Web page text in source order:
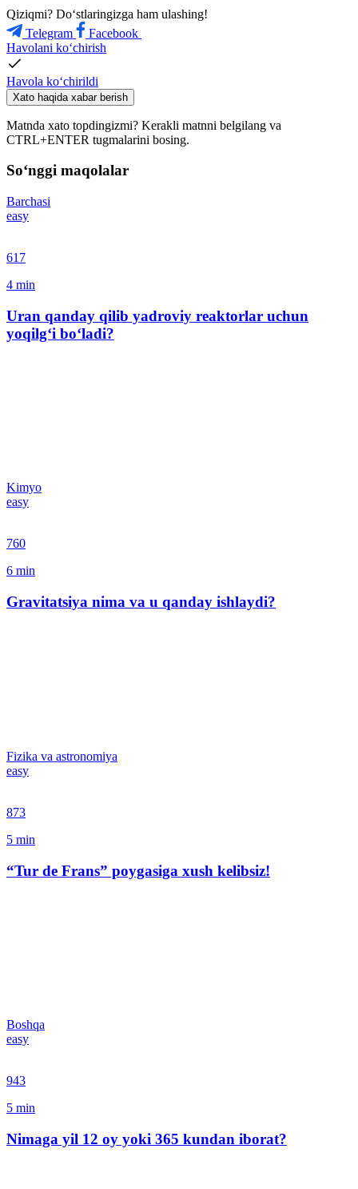
Qiziqmi? Doʻstlaringizga ham ulashing!
Telegram
Facebook
Havolani ko‘chirish
Havola ko‘chirildi
Xato haqida xabar berish
Matnda xato topdingizmi? Kerakli matnni belgilang va
CTRL+ENTER tugmalarini bosing.
So‘nggi maqolalar
Barchasi
easy
617
4 min
Uran qanday qilib yadroviy reaktorlar uchun
yoqilg‘i bo‘ladi?
Kimyo
easy
760
6 min
Gravitatsiya nima va u qanday ishlaydi?
Fizika va astronomiya
easy
873
5 min
“Tur de Frans” poygasiga xush kelibsiz!
Boshqa
easy
943
5 min
Nimaga yil 12 oy yoki 365 kundan iborat?